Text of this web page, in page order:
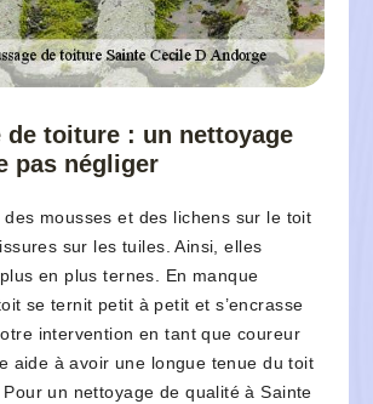
de toiture : un nettoyage
pas négliger
des mousses et des lichens sur le toit
sur les tuiles. Ainsi, elles
en plus ternes. En manque
se ternit petit à petit et s’encrasse
intervention en tant que coureur
aide à avoir une longue tenue du toit
un nettoyage de qualité à Sainte